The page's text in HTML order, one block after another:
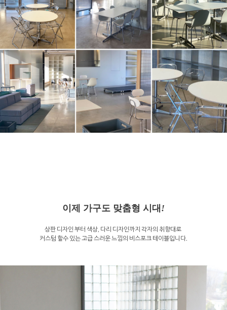
이제 가구도 맞춤형 시대 !
상판 디자인 부터 색상, 다리 디자인까지 각자의 취향대로
커스텀 할수 있는 고급 스러운 느낌의 비스포크 테이블입니다.